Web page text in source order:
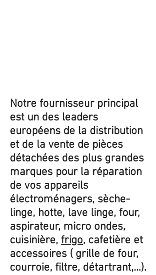
Notre fournisseur principal
est un des leaders
européens de la distribution
et de la vente de pièces
détachées des plus grandes
marques pour la réparation
de vos appareils
électroménagers, sèche-
linge, hotte, lave linge, four,
aspirateur, micro ondes,
cuisinière, frigo, cafetière et
accessoires ( grille de four,
courroie, filtre, détartrant,...).